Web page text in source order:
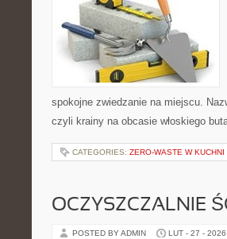
spokojne zwiedzanie na miejscu.
czyli krainy na obcasie włoskiego
CATEGORIES: ZERO-WASTE W KUCHNI
OCZYSZCZALNIE
POSTED BY ADMIN LUT - 27 - 2026